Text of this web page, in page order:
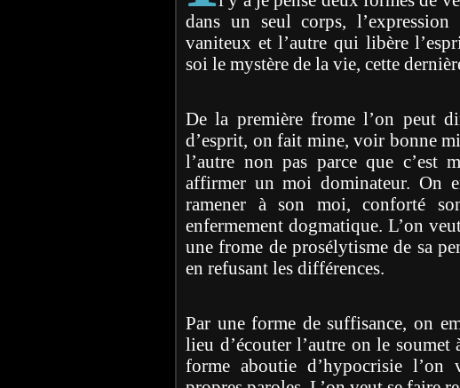
dans un seul corps, l’expression
vaniteux et l’autre qui libère
soi le mystère de la vie, cette
De la première frome l’on peut
d’esprit, on fait mine, voir bonne
l’autre non pas parce que
affirmer un moi dominateur. On
ramener à son moi, conforté
enfermement dogmatique. L’on
une frome de prosélytisme de sa
en refusant les différences.
Par une forme de suffisance, on
lieu d’écouter l’autre on le soumet
forme aboutie d’hypocrisie l’on